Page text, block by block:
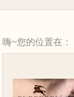
嗨~您的位置在：